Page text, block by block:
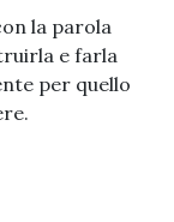
la parola
e farla
per quello